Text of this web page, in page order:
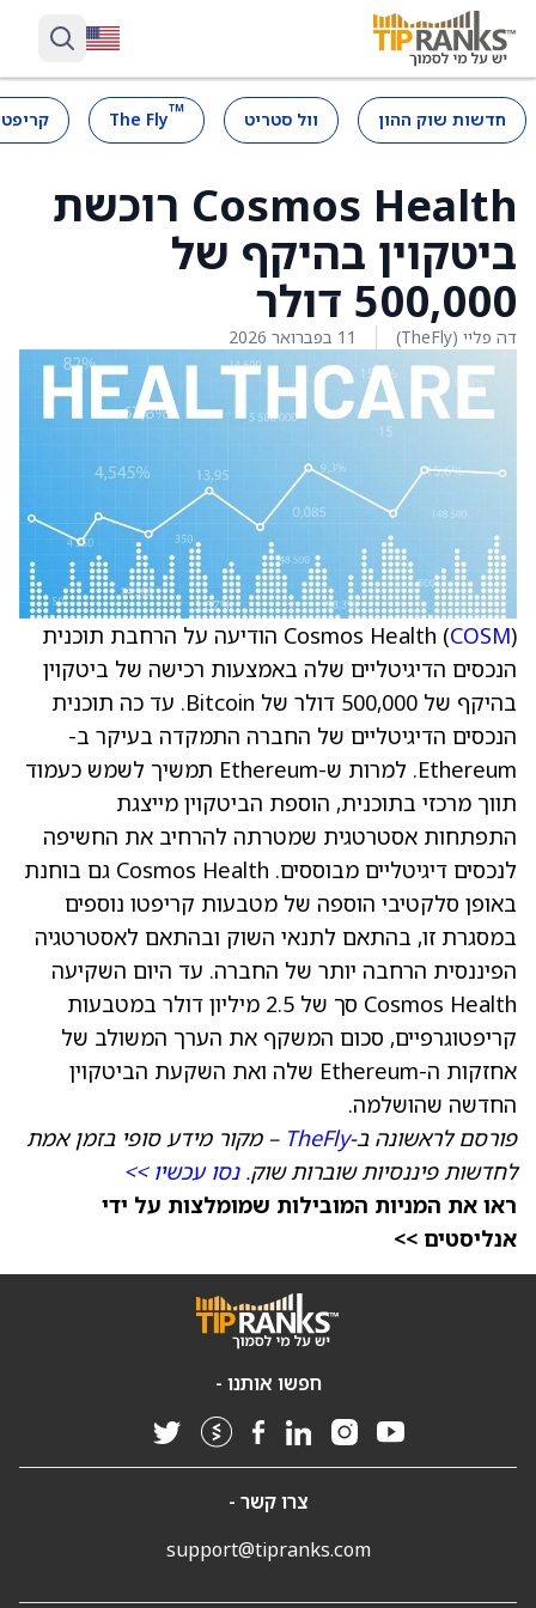
חדשות שוק ההון וול סטריט ™
The Fly
Cosmos Health רוכשת
ביטקוין בהיקף של
500,000 דולר
דה פליי (TheFly) 11 בפברואר 2026
Cosmos Health (COSM
) הודיעה על הרחבת תוכנית
הנכסים הדיגיטליים שלה באמצעות רכישה של ביטקוין
בהיקף של 500,000 דולר של Bitcoin. עד כה תוכנית
הנכסים הדיגיטליים של החברה התמקדה בעיקר ב-
Ethereum. למרות ש-Ethereum תמשיך לשמש כעמוד
תווך מרכזי בתוכנית, הוספת הביטקוין מייצגת
התפתחות אסטרטגית שמטרתה להרחיב את החשיפה
לנכסים דיגיטליים מבוססים. Cosmos Health גם בוחנת
באופן סלקטיבי הוספה של מטבעות קריפטו נוספים
במסגרת זו, בהתאם לתנאי השוק ובהתאם לאסטרטגיה
הפיננסית הרחבה יותר של החברה. עד היום השקיעה
Cosmos Health סך של 2.5 מיליון דולר במטבעות
קריפטוגרפיים, סכום המשקף את הערך המשולב של
אחזקות ה-Ethereum שלה ואת השקעת הביטקוין
החדשה שהושלמה.
פורסם לראשונה ב-TheFly – מקור מידע סופי בזמן אמת
לחדשות פיננסיות שוברות שוק.נסו עכשיו >>
ראו את המניות המובילות שמומלצות על ידי
אנליסטים >>
חפשו אותנו -
צרו קשר -
support@tipranks.com